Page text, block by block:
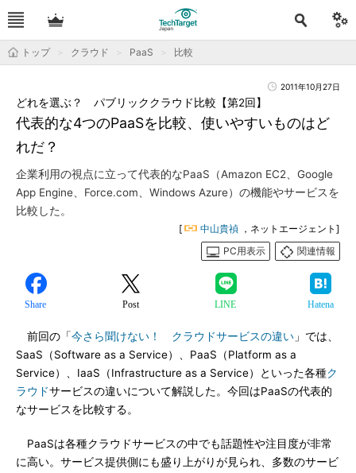
トップ クラウド PaaS 比較
2011年10月27日
代表的な4つのPaaSを比較、使いやすいものはど
れだ？
どれを選ぶ？ パブリッククラウド比較【第2回】
企業利用の視点に立って代表的なPaaS（Amazon EC2、Google
App Engine、Force.com、Windows Azure）の機能やサービスを
比較した。
[ 中山貴禎 ，ネットエージェント]
PC用表示
関連情報
Share Post LINE Hatena
前回の「今さら聞けない！ クラウドサービスの違い 」では、
SaaS（Software as a Service）、PaaS（Platform as a
Service）、IaaS（Infrastructure as a Service）といった各種ク
ラウドサービスの違いについて解説した。今回はPaaSの代表的
なサービスを比較する。
PaaSは各種クラウドサービスの中でも話題性や注目度が非常
に高い。サービス提供側にも盛り上がりが見られ、多数のサービ